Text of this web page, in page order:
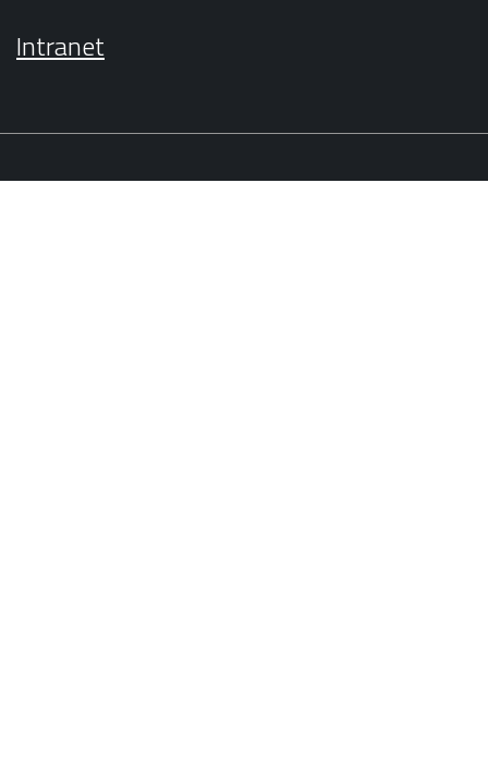
Intranet